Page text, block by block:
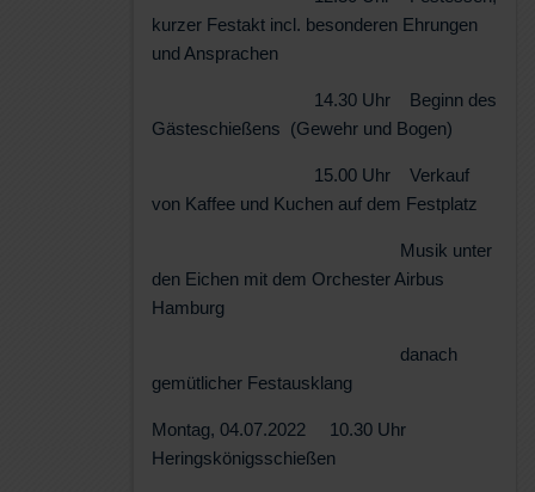
kurzer Festakt incl. besonderen Ehrungen
und Ansprachen
14.30 Uhr Beginn des
Gästeschießens (Gewehr und Bogen)
15.00 Uhr Verkauf
von Kaffee und Kuchen auf dem Festplatz
Musik unter
den Eichen mit dem Orchester Airbus
Hamburg
danach
gemütlicher Festausklang
Montag, 04.07.2022 10.30 Uhr
Heringskönigsschießen